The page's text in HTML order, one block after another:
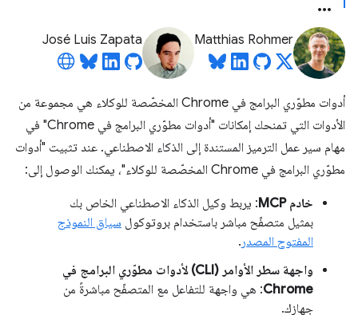
Matthias Rohmer
José Luis Zapata
أدوات مطوّري البرامج في Chrome المخصّصة للوكلاء هي مجموعة من
الأدوات التي تمنحك إمكانات "أدوات مطوّري البرامج في Chrome" في
مهام سير عمل الترميز المستندة إلى الذكاء الاصطناعي. عند تثبيت "أدوات
مطوّري البرامج في Chrome المخصّصة للوكلاء"، يمكنك الوصول إلى:
خادم MCP
: يربط وكيل الذكاء الاصطناعي الخاص بك
بمثيل متصفّح مباشر باستخدام بروتوكول سياق النموذج
المفتوح المصدر .
واجهة سطر الأوامر (CLI) لأدوات مطوّري البرامج في
Chrome: هي واجهة للتفاعل مع المتصفّح مباشرةً من
جهازك.